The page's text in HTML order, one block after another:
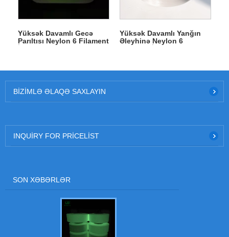
Yüksək Davamlı Gecə
Parıltısı Neylon 6 Filament
Yüksək Davamlı Yanğın
Əleyhinə Neylon 6
BIZIMLƏ ƏLAQƏ SAXLAYIN
INQUIRY FOR PRICELIST
SON XƏBƏRLƏR